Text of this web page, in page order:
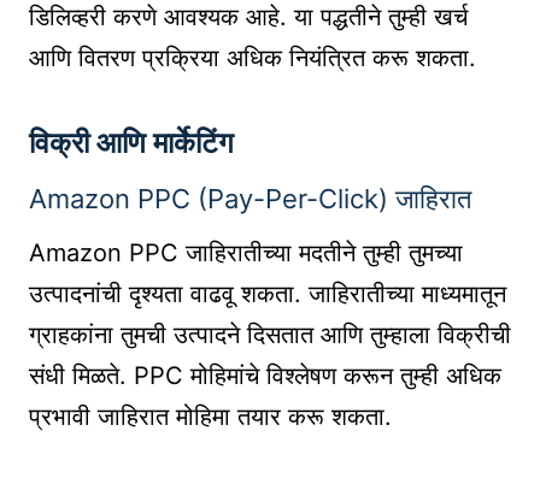
डिलिव्हरी करणे आवश्यक आहे. या पद्धतीने तुम्ही खर्च
आणि वितरण प्रक्रिया अधिक नियंत्रित करू शकता.
विक्री आणि मार्केटिंग
Amazon PPC (Pay-Per-Click) जाहिरात
Amazon PPC जाहिरातीच्या मदतीने तुम्ही तुमच्या
उत्पादनांची दृश्यता वाढवू शकता. जाहिरातीच्या माध्यमातून
ग्राहकांना तुमची उत्पादने दिसतात आणि तुम्हाला विक्रीची
संधी मिळते. PPC मोहिमांचे विश्लेषण करून तुम्ही अधिक
प्रभावी जाहिरात मोहिमा तयार करू शकता.